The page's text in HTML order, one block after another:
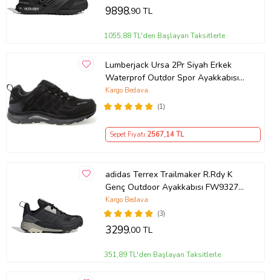
9898,90 TL
1055,88 TL'den Başlayan Taksitlerle
Lumberjack Ursa 2Pr Siyah Erkek
Waterprof Outdor Spor Ayakkabısı
(Siyah - Koyu Gri)
(1)
Kargo Bedava
Sepet Fiyatı 2567,14 TL
adidas Terrex Trailmaker R.Rdy K
Genç Outdoor Ayakkabısı FW9327
Siyah
(3)
Kargo Bedava
3299,00 TL
351,89 TL'den Başlayan Taksitlerle